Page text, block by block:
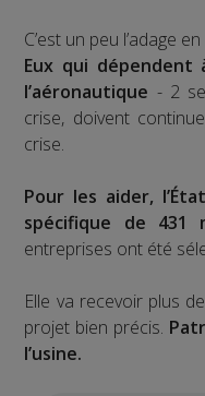
C’est un peu l’adage
Eux qui dépendent
l’aéronautique - 2
crise, doivent
crise.
Pour les aider,
spécifique de 431
entreprises ont été
Elle va recevoir plus
projet bien précis.
l’usine.